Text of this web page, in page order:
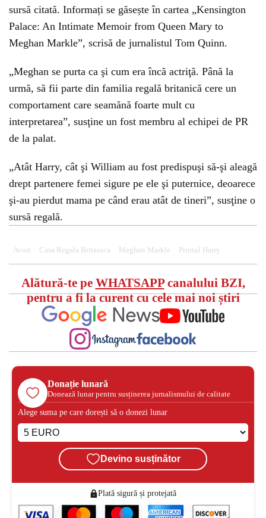
sursă citată. Informați se găsește în cartea „Kensington
Palace: An Intimate Memoir from Queen Mary to
Meghan Markle”, scrisă de jurnalistul Tom Quinn.
„Meghan se purta ca şi cum era încă actriţă. Până la
urmă, să fii parte din familia regală britanică cere un
comportament care seamănă foarte mult cu
interpretarea”, susţine un fost membru al echipei de PR
de la palat.
„Atât Harry, cât şi William au fost predispuşi să-şi aleagă
drept partenere femei sigure pe ele şi puternice, deoarece
şi-au pierdut mama pe când erau atât de tineri”, susţine o
sursă regală.
Avort Casa Regala Britanica Meghan Markle Printul Harry
Alătură-te pe WHATSAPPcanalului BZI,
pentru a fi la curent cu cele mai noi știri
Donație lunară
Donează lunar pentru susținerea jurnalismului de calitate
Alege suma pe care dorești să o donezi lunar
Devino susținător
Plată sigură și protejată